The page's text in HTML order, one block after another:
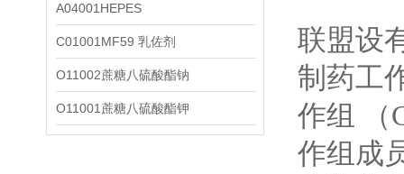
A04001HEPES
C01001MF59 乳佐剂
O11002蔗糖八硫酸酯钠
O11001蔗糖八硫酸酯钾
联盟设
制药工
作组 （
作组成